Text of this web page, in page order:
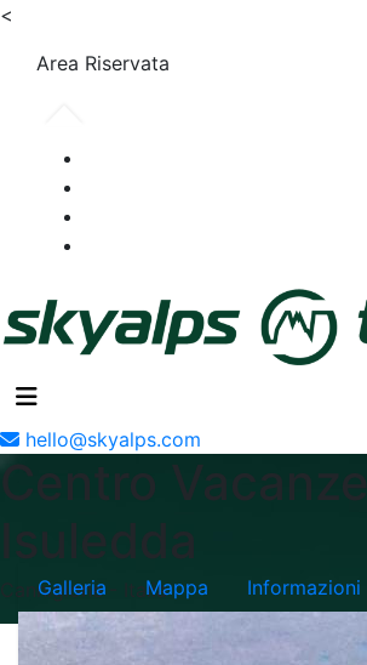
<
Area Riservata
hello@skyalps.com
Centro Vacanze
Isuledda
Cannigione - Italia
Galleria Mappa Informazioni